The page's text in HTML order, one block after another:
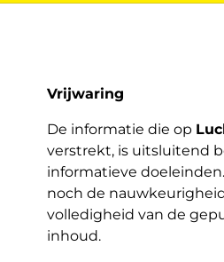
Vrijwaring
De informatie die op
verstrekt, is uitsluitend
informatieve
noch de
volledigheid van de
inhoud.